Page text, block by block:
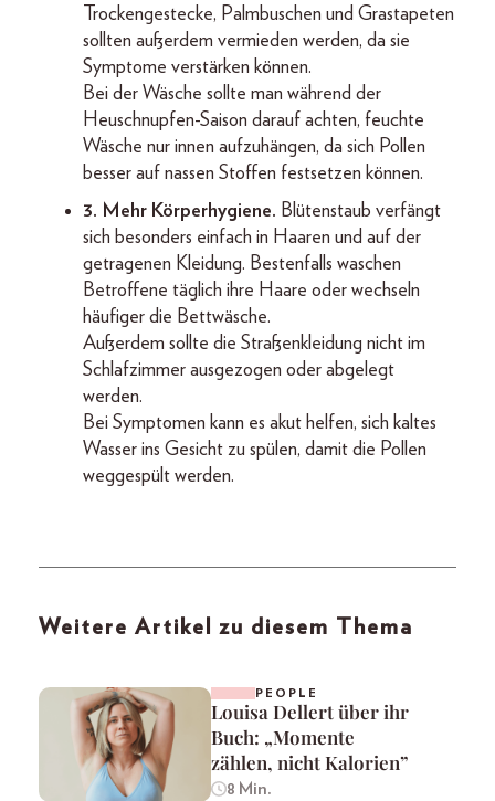
Trockengestecke, Palmbuschen und Grastapeten
sollten außerdem vermieden werden, da sie
Symptome verstärken können.
Bei der Wäsche sollte man während der
Heuschnupfen-Saison darauf achten, feuchte
Wäsche nur innen aufzuhängen, da sich Pollen
besser auf nassen Stoffen festsetzen können.
3. Mehr Körperhygiene. Blütenstaub verfängt
sich besonders einfach in Haaren und auf der
getragenen Kleidung. Bestenfalls waschen
Betroffene täglich ihre Haare oder wechseln
häufiger die Bettwäsche.
Außerdem sollte die Straßenkleidung nicht im
Schlafzimmer ausgezogen oder abgelegt
werden.
Bei Symptomen kann es akut helfen, sich kaltes
Wasser ins Gesicht zu spülen, damit die Pollen
weggespült werden.
Weitere Artikel zu diesem Thema
PEOPLE
Louisa Dellert über ihr
Buch: „Momente
zählen, nicht Kalorien”
8 Min.